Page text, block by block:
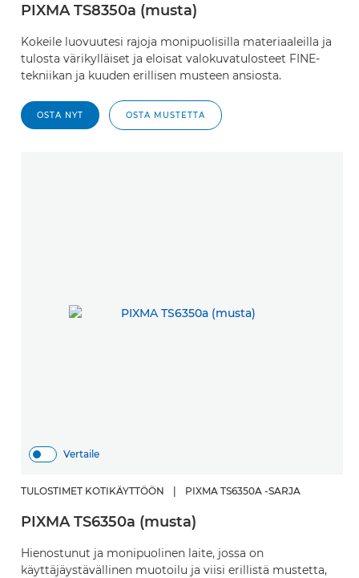
PIXMA TS8350a (musta)
Kokeile luovuutesi rajoja monipuolisilla materiaaleilla ja
tulosta värikylläiset ja eloisat valokuvatulosteet FINE-
tekniikan ja kuuden erillisen musteen ansiosta.
OSTA NYT OSTA MUSTETTA
Vertaile
TULOSTIMET KOTIKÄYTTÖÖN | PIXMA TS6350A -SARJA
PIXMA TS6350a (musta)
Hienostunut ja monipuolinen laite, jossa on
käyttäjäystävällinen muotoilu ja viisi erillistä mustetta,